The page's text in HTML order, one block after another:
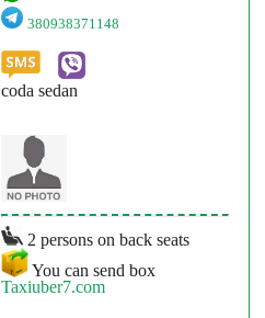
380938371148
coda sedan
2 persons on back seats
You can send box
Taxiuber7.com